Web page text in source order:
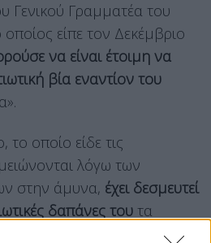
Γενικού Γραμματέα του
είπε τον Δεκέμβριο
να είναι έτοιμη να
βία εναντίον του
οποίο είδε τις
λόγω των
στην άμυνα, έχει δεσμευτεί
δαπάνες του τα